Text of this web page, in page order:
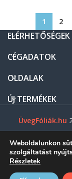
1 2
ELÉRHETŐSÉGEK
CÉGADATOK
OLDALAK
ÚJ TERMÉKEK
ÜvegFóliák.hu
Weboldalunkon
szolgáltatást
Részletek